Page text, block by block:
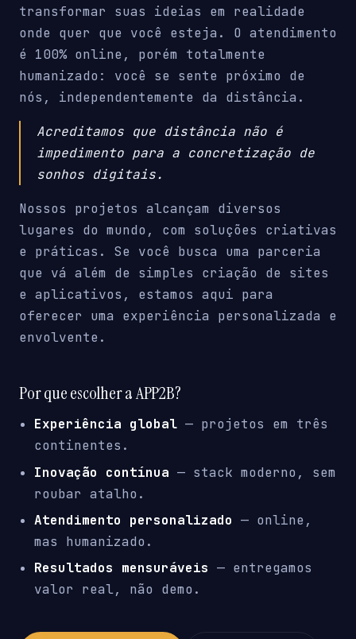
transformar suas ideias em realidade
onde quer que você esteja. O atendimento
é 100% online, porém totalmente
humanizado: você se sente próximo de
nós, independentemente da distância.
Acreditamos que distância não é
impedimento para a concretização de
sonhos digitais.
Nossos projetos alcançam diversos
lugares do mundo, com soluções criativas
e práticas. Se você busca uma parceria
que vá além de simples criação de sites
e aplicativos, estamos aqui para
oferecer uma experiência personalizada e
envolvente.
Por que escolher a APP2B?
Experiência global — projetos em três
continentes.
Inovação contínua — stack moderno, sem
roubar atalho.
Atendimento personalizado — online,
mas humanizado.
Resultados mensuráveis — entregamos
valor real, não demo.